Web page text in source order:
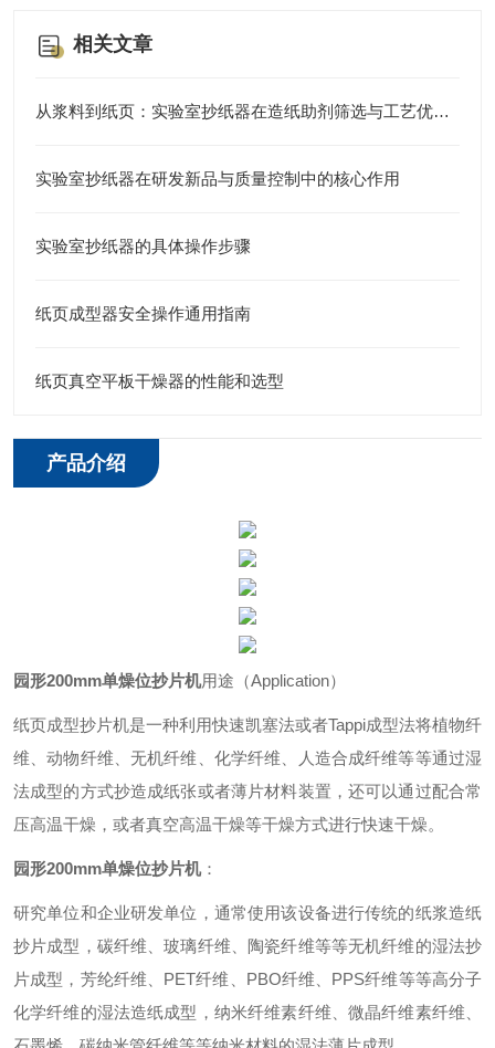
相关文章
从浆料到纸页：实验室抄纸器在造纸助剂筛选与工艺优化中的实战应用
实验室抄纸器在研发新品与质量控制中的核心作用
实验室抄纸器的具体操作步骤
纸页成型器安全操作通用指南
纸页真空平板干燥器的性能和选型
产品介绍
园形200mm单燥位抄片机用途（Application）
纸页成型抄片机是一种利用快速凯塞法或者Tappi成型法将植物纤
维、动物纤维、无机纤维、化学纤维、人造合成纤维等等通过湿
法成型的方式抄造成纸张或者薄片材料装置，还可以通过配合常
压高温干燥，或者真空高温干燥等干燥方式进行快速干燥。
园形200mm单燥位抄片机：
研究单位和企业研发单位，通常使用该设备进行传统的纸浆造纸
抄片成型，碳纤维、玻璃纤维、陶瓷纤维等等无机纤维的湿法抄
片成型，芳纶纤维、PET纤维、PBO纤维、PPS纤维等等高分子
化学纤维的湿法造纸成型，纳米纤维素纤维、微晶纤维素纤维、